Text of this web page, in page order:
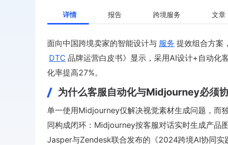
详情 报告 跨境服务 文章
面向中国跨境卖家的智能设计与 服务 提效组合方案
DTC 品牌运营白皮书》显示，采用AI设计+自动化
化率提高27%。
为什么客服自动化与Midjourney必须
单一使用Midjourney仅解决视觉素材生成问题，而
同构成闭环：Midjourney按客服对话实时生成产品
Jasper与Zendesk联合发布的《2024跨境AI协同实